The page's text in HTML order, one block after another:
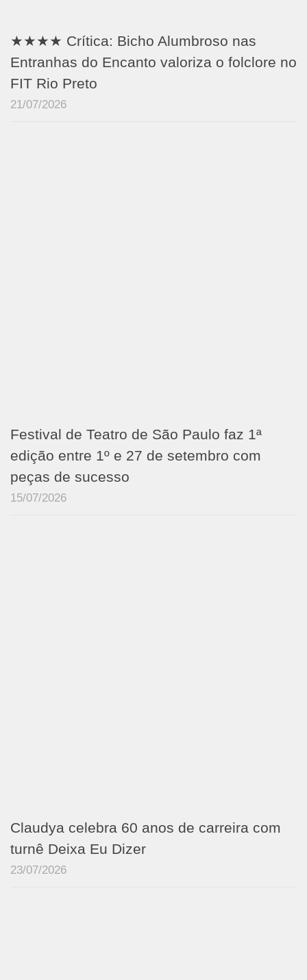
★★★★ Crítica: Bicho Alumbroso nas
Entranhas do Encanto valoriza o folclore no
FIT Rio Preto
21/07/2026
Festival de Teatro de São Paulo faz 1ª
edição entre 1º e 27 de setembro com
peças de sucesso
15/07/2026
Claudya celebra 60 anos de carreira com
turnê Deixa Eu Dizer
23/07/2026